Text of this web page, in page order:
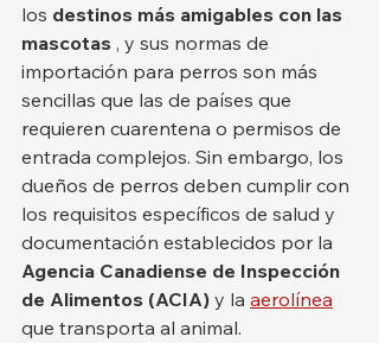
los destinos más amigables con las
mascotas , y sus normas de
importación para perros son más
sencillas que las de países que
requieren cuarentena o permisos de
entrada complejos. Sin embargo, los
dueños de perros deben cumplir con
los requisitos específicos de salud y
documentación establecidos por la
Agencia Canadiense de Inspección
de Alimentos (ACIA) y la aerolínea
que transporta al animal.